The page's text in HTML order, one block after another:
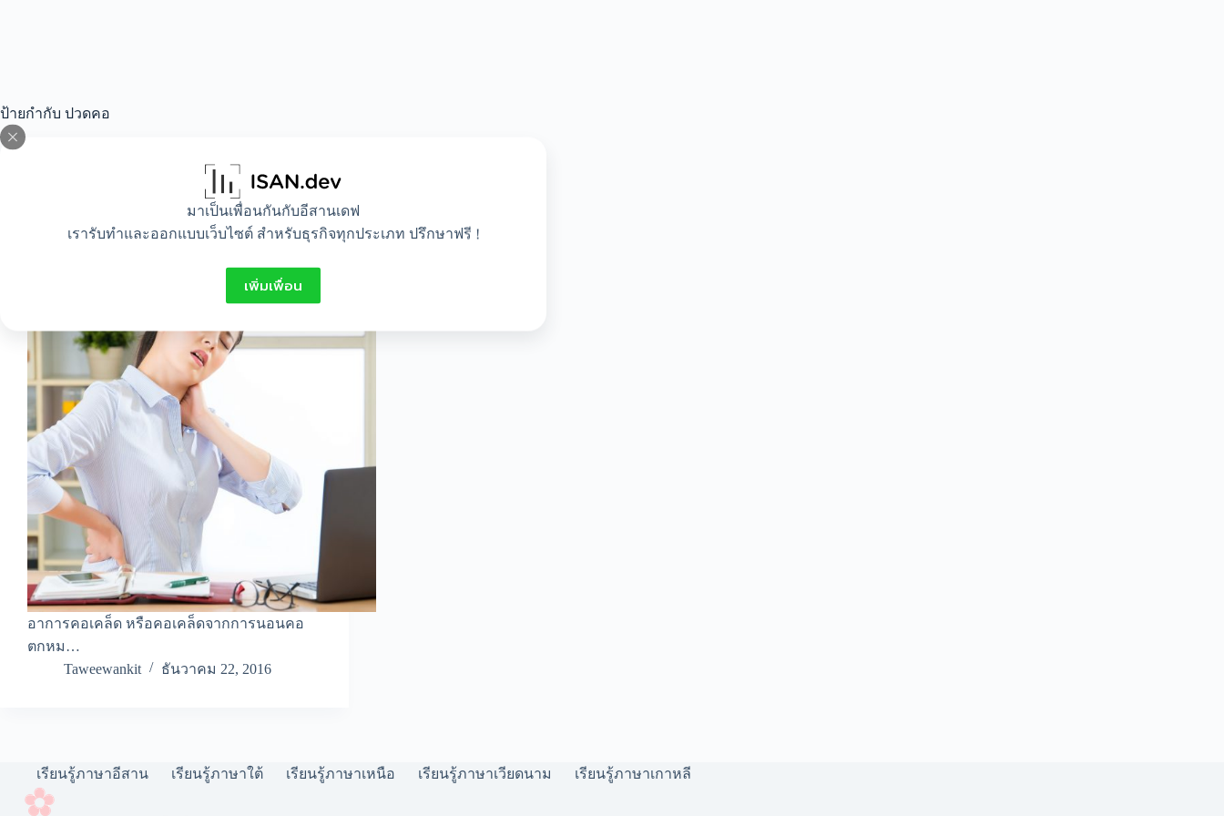
มาเป็นเพื่อนกันกับอีสานเดฟ
เรารับทำและออกแบบเว็บไซต์ สำหรับธุรกิจทุกประเภท ปรึกษาฟรี !
เพิ่มเพื่อน
ป้ายกำกับ ปวดคอ
Lifestyle
วิธีแก้คอเคล็ด
อาการคอเคล็ด หรือคอเคล็ดจากการนอนคอ
ตกหม…
Taweewankit
ธันวาคม 22, 2016
เรียนรู้ภาษาอีสาน เรียนรู้ภาษาใต้ เรียนรู้ภาษาเหนือ เรียนรู้ภาษาเวียดนาม เรียนรู้ภาษาเกาหลี